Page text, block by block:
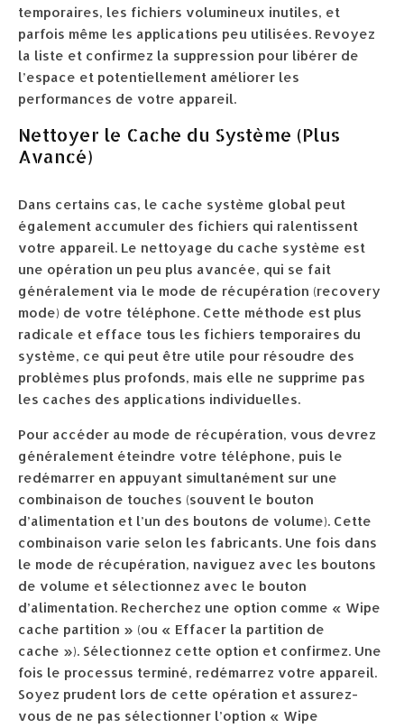
temporaires, les fichiers volumineux inutiles, et
parfois même les applications peu utilisées. Revoyez
la liste et confirmez la suppression pour libérer de
l’espace et potentiellement améliorer les
performances de votre appareil.
Nettoyer le Cache du Système (Plus
Avancé)
Dans certains cas, le cache système global peut
également accumuler des fichiers qui ralentissent
votre appareil. Le nettoyage du cache système est
une opération un peu plus avancée, qui se fait
généralement via le mode de récupération (recovery
mode) de votre téléphone. Cette méthode est plus
radicale et efface tous les fichiers temporaires du
système, ce qui peut être utile pour résoudre des
problèmes plus profonds, mais elle ne supprime pas
les caches des applications individuelles.
Pour accéder au mode de récupération, vous devrez
généralement éteindre votre téléphone, puis le
redémarrer en appuyant simultanément sur une
combinaison de touches (souvent le bouton
d’alimentation et l’un des boutons de volume). Cette
combinaison varie selon les fabricants. Une fois dans
le mode de récupération, naviguez avec les boutons
de volume et sélectionnez avec le bouton
d’alimentation. Recherchez une option comme « Wipe
cache partition » (ou « Effacer la partition de
cache »). Sélectionnez cette option et confirmez. Une
fois le processus terminé, redémarrez votre appareil.
Soyez prudent lors de cette opération et assurez-
vous de ne pas sélectionner l’option « Wipe